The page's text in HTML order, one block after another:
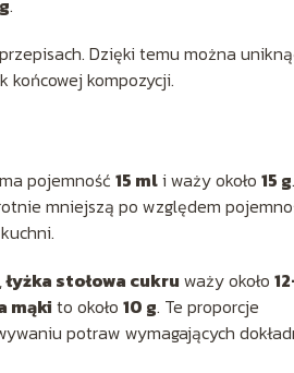
.
Dzięki temu można
końcowej kompozycji.
ma pojemność 15 mli waży około 15 g
mniejszą po względem
łyżka stołowa cukru waży około
mąki to około 10 g. Te proporcje
potraw wymagających